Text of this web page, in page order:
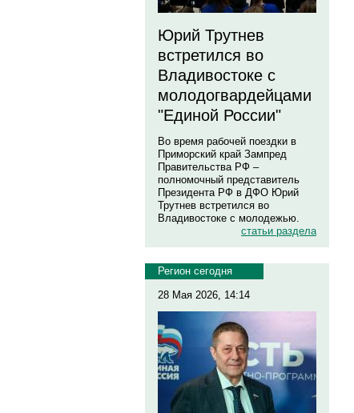
Юрий Трутнев
встретился во
Владивостоке с
молодогвардейцами
"Единой России"
Во время рабочей поездки в
Приморский край Зампред
Правительства РФ –
полномочный представитель
Президента РФ в ДФО Юрий
Трутнев встретился во
Владивостоке с молодежью.
статьи раздела
Регион сегодня
28 Мая 2026, 14:14